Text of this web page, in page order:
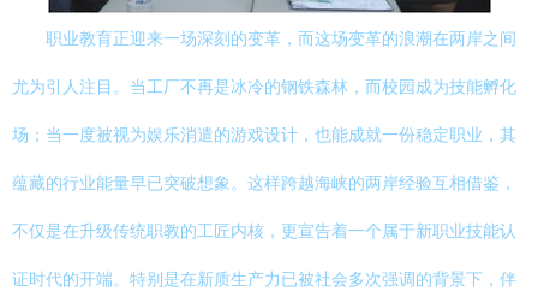
职业教育正迎来一场深刻的变革，而这场变革的浪潮在两岸之间
尤为引人注目。当工厂不再是冰冷的钢铁森林，而校园成为技能孵化
场；当一度被视为娱乐消遣的游戏设计，也能成就一份稳定职业，其
蕴藏的行业能量早已突破想象。这样跨越海峡的两岸经验互相借鉴，
不仅是在升级传统职教的工匠内核，更宣告着一个属于新职业技能认
证时代的开端。特别是在新质生产力已被社会多次强调的背景下，伴